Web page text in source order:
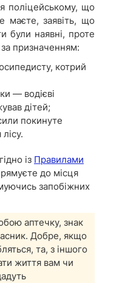
поліцейському, що
маєте, заявіть, що
були наявні, проте
за призначенням:
котрий
— водієві
дітей;
покинуте
із Правилами
до місця
запобіжних
аптечку, знак
Добре, якщо
та, з іншого
життя вам чи